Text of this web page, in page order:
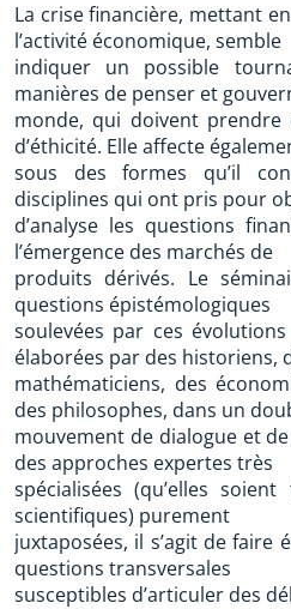
La crise financière, mettant
l’activité économique, semble
indiquer un possible
manières de penser et
monde, qui doivent prendre
d’éthicité. Elle affecte
sous des formes qu’il
disciplines qui ont pris pour
d’analyse les questions
l’émergence des marchés de
produits dérivés. Le
questions épistémologiques
soulevées par ces
élaborées par des historiens,
mathématiciens, des
des philosophes, dans un
mouvement de dialogue et
des approches expertes très
spécialisées (qu’elles
scientifiques) purement
juxtaposées, il s’agit de faire
questions transversales
susceptibles d’articuler des